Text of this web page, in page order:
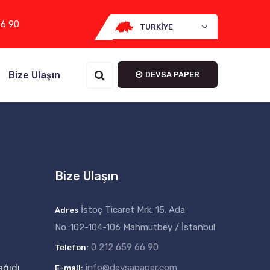
90 TURKIYE
Bize Ulaşın DEVSA PAPER
Bize Ulaşın
Adres İstoç Ticaret Mrk. 15. Ada
No.:102-104-106 Mahmutbey / İstanbul
Telefon: 0 212 659 66 90
E-mail: info@devsapaper.com